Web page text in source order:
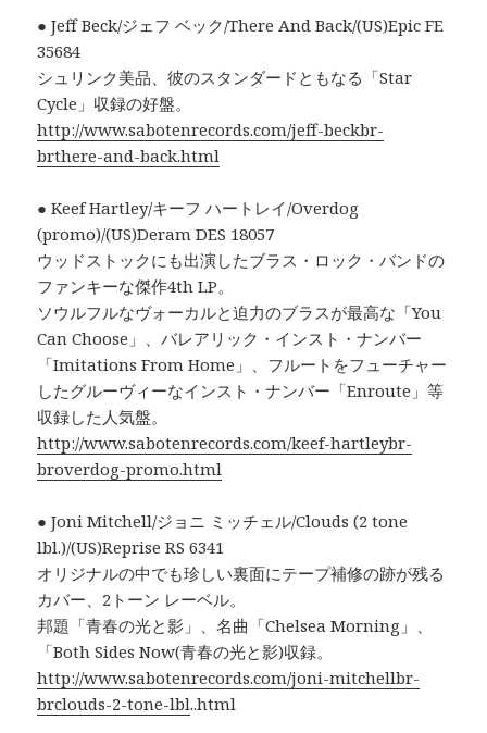
● Jeff Beck/ジェフ ベック/There And Back/(US)Epic FE
35684
シュリンク美品、彼のスタンダードともなる「Star
Cycle」収録の好盤。
http://www.sabotenrecords.com/jeff-beckbr-
brthere-and-back.html
● Keef Hartley/キーフ ハートレイ/Overdog
(promo)/(US)Deram DES 18057
ウッドストックにも出演したブラス・ロック・バンドの
ファンキーな傑作4th LP。
ソウルフルなヴォーカルと迫力のブラスが最高な「You
Can Choose」、バレアリック・インスト・ナンバー
「Imitations From Home」、フルートをフューチャー
したグルーヴィーなインスト・ナンバー「Enroute」等
収録した人気盤。
http://www.sabotenrecords.com/keef-hartleybr-
broverdog-promo.html
● Joni Mitchell/ジョニ ミッチェル/Clouds (2 tone
lbl.)/(US)Reprise RS 6341
オリジナルの中でも珍しい裏面にテープ補修の跡が残る
カバー、2トーン レーベル。
邦題「青春の光と影」、名曲「Chelsea Morning」、
「Both Sides Now(青春の光と影)収録。
http://www.sabotenrecords.com/joni-mitchellbr-
brclouds-2-tone-lbl..html